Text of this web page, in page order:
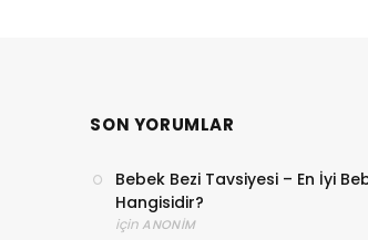
SON YORUMLAR
Bebek Bezi Tavsiyesi – En İyi
Hangisidir?
için ANONIM